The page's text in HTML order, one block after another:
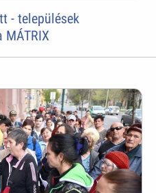
- települések